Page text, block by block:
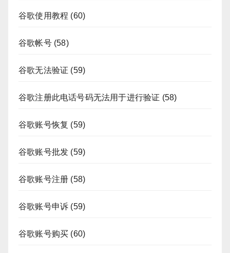
谷歌使用教程 (60)
谷歌帐号(58)
谷歌无法验证 (59)
谷歌注册此电话号码无法用于进行验证 (58)
谷歌账号恢复 (59)
谷歌账号批发 (59)
谷歌账号注册 (58)
谷歌账号申诉 (59)
谷歌账号购买 (60)